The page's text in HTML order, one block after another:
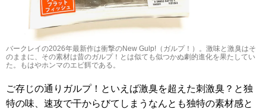
バークレイの2026年最新作は衝撃のNew Gulp!（ガルプ！）。激味と激臭はそ
のままに、その素材は昔のガルプ！とは似ても似つかぬ劇的進化を果たしてい
た。もはやホンマのエビ餌である。
ご存じの通りガルプ！といえば激臭を超えた刺激臭？と独
特の味、速攻で干からびてしまうなんとも独特の素材感と